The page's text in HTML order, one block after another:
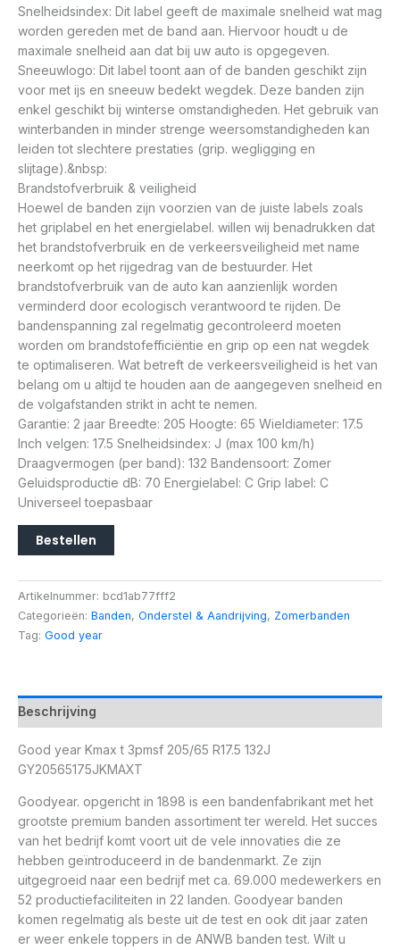
Snelheidsindex: Dit label geeft de maximale snelheid wat mag
worden gereden met de band aan. Hiervoor houdt u de
maximale snelheid aan dat bij uw auto is opgegeven.
Sneeuwlogo: Dit label toont aan of de banden geschikt zijn
voor met ijs en sneeuw bedekt wegdek. Deze banden zijn
enkel geschikt bij winterse omstandigheden. Het gebruik van
winterbanden in minder strenge weersomstandigheden kan
leiden tot slechtere prestaties (grip. wegligging en
slijtage).&nbsp:
Brandstofverbruik & veiligheid
Hoewel de banden zijn voorzien van de juiste labels zoals
het griplabel en het energielabel. willen wij benadrukken dat
het brandstofverbruik en de verkeersveiligheid met name
neerkomt op het rijgedrag van de bestuurder. Het
brandstofverbruik van de auto kan aanzienlijk worden
verminderd door ecologisch verantwoord te rijden. De
bandenspanning zal regelmatig gecontroleerd moeten
worden om brandstofefficiëntie en grip op een nat wegdek
te optimaliseren. Wat betreft de verkeersveiligheid is het van
belang om u altijd te houden aan de aangegeven snelheid en
de volgafstanden strikt in acht te nemen.
Garantie: 2 jaar Breedte: 205 Hoogte: 65 Wieldiameter: 17.5
Inch velgen: 17.5 Snelheidsindex: J (max 100 km/h)
Draagvermogen (per band): 132 Bandensoort: Zomer
Geluidsproductie dB: 70 Energielabel: C Grip label: C
Universeel toepasbaar
Bestellen
Artikelnummer: bcd1ab77fff2
Categorieën: Banden, Onderstel & Aandrijving, Zomerbanden
Tag: Good year
Beschrijving
Good year Kmax t 3pmsf 205/65 R17.5 132J
GY20565175JKMAXT
Goodyear. opgericht in 1898 is een bandenfabrikant met het
grootste premium banden assortiment ter wereld. Het succes
van het bedrijf komt voort uit de vele innovaties die ze
hebben geïntroduceerd in de bandenmarkt. Ze zijn
uitgegroeid naar een bedrijf met ca. 69.000 medewerkers en
52 productiefaciliteiten in 22 landen. Goodyear banden
komen regelmatig als beste uit de test en ook dit jaar zaten
er weer enkele toppers in de ANWB banden test. Wilt u